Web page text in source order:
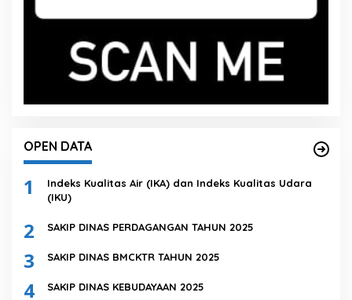
OPEN DATA
1
Indeks Kualitas Air (IKA) dan Indeks Kualitas Udara
(IKU)
2 SAKIP DINAS PERDAGANGAN TAHUN 2025
3 SAKIP DINAS BMCKTR TAHUN 2025
4 SAKIP DINAS KEBUDAYAAN 2025